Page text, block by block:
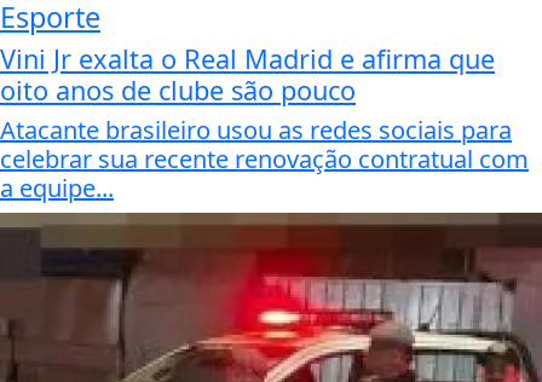
Esporte
Vini Jr exalta o Real Madrid e afirma que
oito anos de clube são pouco
Atacante brasileiro usou as redes sociais para
celebrar sua recente renovação contratual com
a equipe...